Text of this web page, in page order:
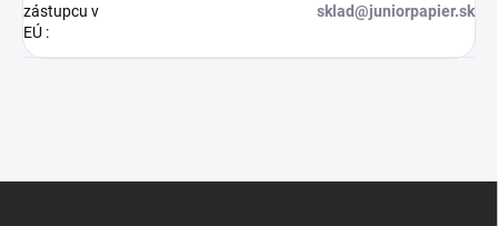
zástupcu v
EÚ :
sklad@juniorpapier.sk